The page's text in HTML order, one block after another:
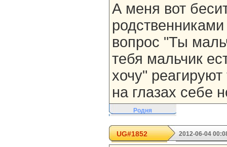
А меня вот
вопрос "Ты
тебя мальчик
хочу" реагируют
на глазах себе
Родня
UG#1852 2012-06-04